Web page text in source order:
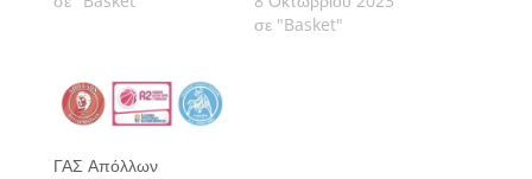
σε "Basket"
ΓΑΣ Απόλλων